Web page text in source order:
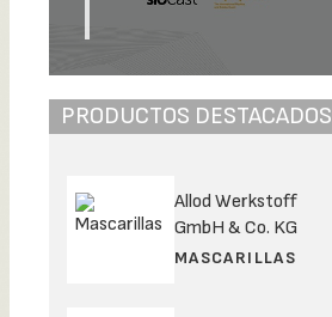
PRODUCTOS DESTACADOS
Allod Werkstoff
GmbH & Co. KG
MASCARILLAS